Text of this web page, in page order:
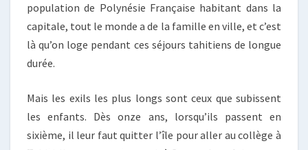
population de Polynésie Française habitant dans la
capitale, tout le monde a de la famille en ville, et c’est
là qu’on loge pendant ces séjours tahitiens de longue
durée.
Mais les exils les plus longs sont ceux que subissent
les enfants. Dès onze ans, lorsqu’ils passent en
sixième, il leur faut quitter l’île pour aller au collège à